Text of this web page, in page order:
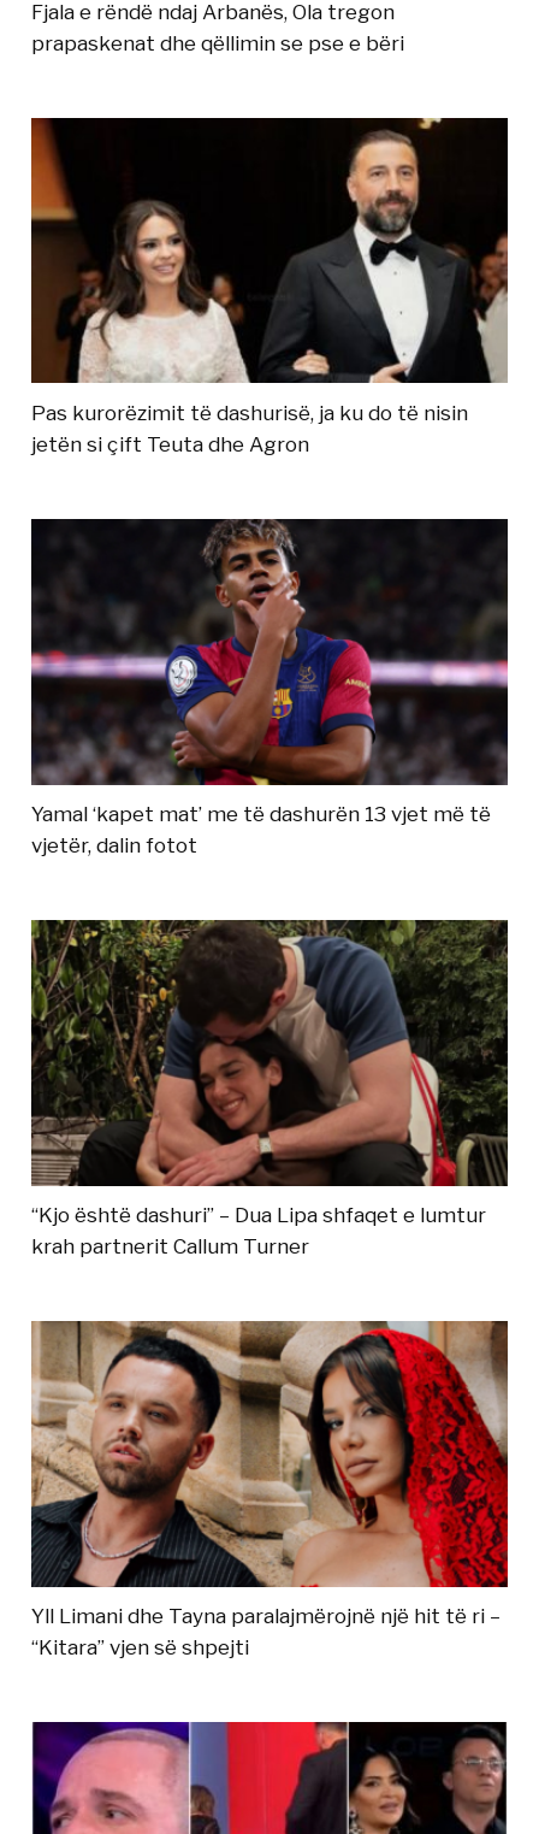
Fjala e rëndë ndaj Arbanës, Ola tregon
prapaskenat dhe qëllimin se pse e bëri
Pas kurorëzimit të dashurisë, ja ku do të nisin
jetën si çift Teuta dhe Agron
Yamal ‘kapet mat’ me të dashurën 13 vjet më të
vjetër, dalin fotot
“Kjo është dashuri” – Dua Lipa shfaqet e lumtur
krah partnerit Callum Turner
Yll Limani dhe Tayna paralajmërojnë një hit të ri –
“Kitara” vjen së shpejti